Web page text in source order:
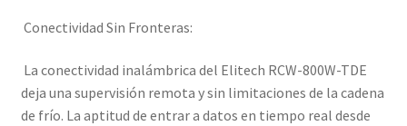
Conectividad Sin Fronteras:
La conectividad inalámbrica del Elitech RCW-800W-TDE
deja una supervisión remota y sin limitaciones de la cadena
de frío. La aptitud de entrar a datos en tiempo real desde